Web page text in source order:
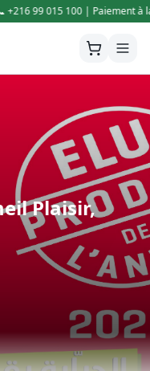
🚚 Livraison
Plaisir,